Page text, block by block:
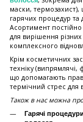
маски, термозахист),
гарячих процедур та
Асортимент
для вирішення
комплексного
Крім косметичних
техніку (випрямлячі,
що допомагають
термічний стрес для
Також в нас можна
Гарячі